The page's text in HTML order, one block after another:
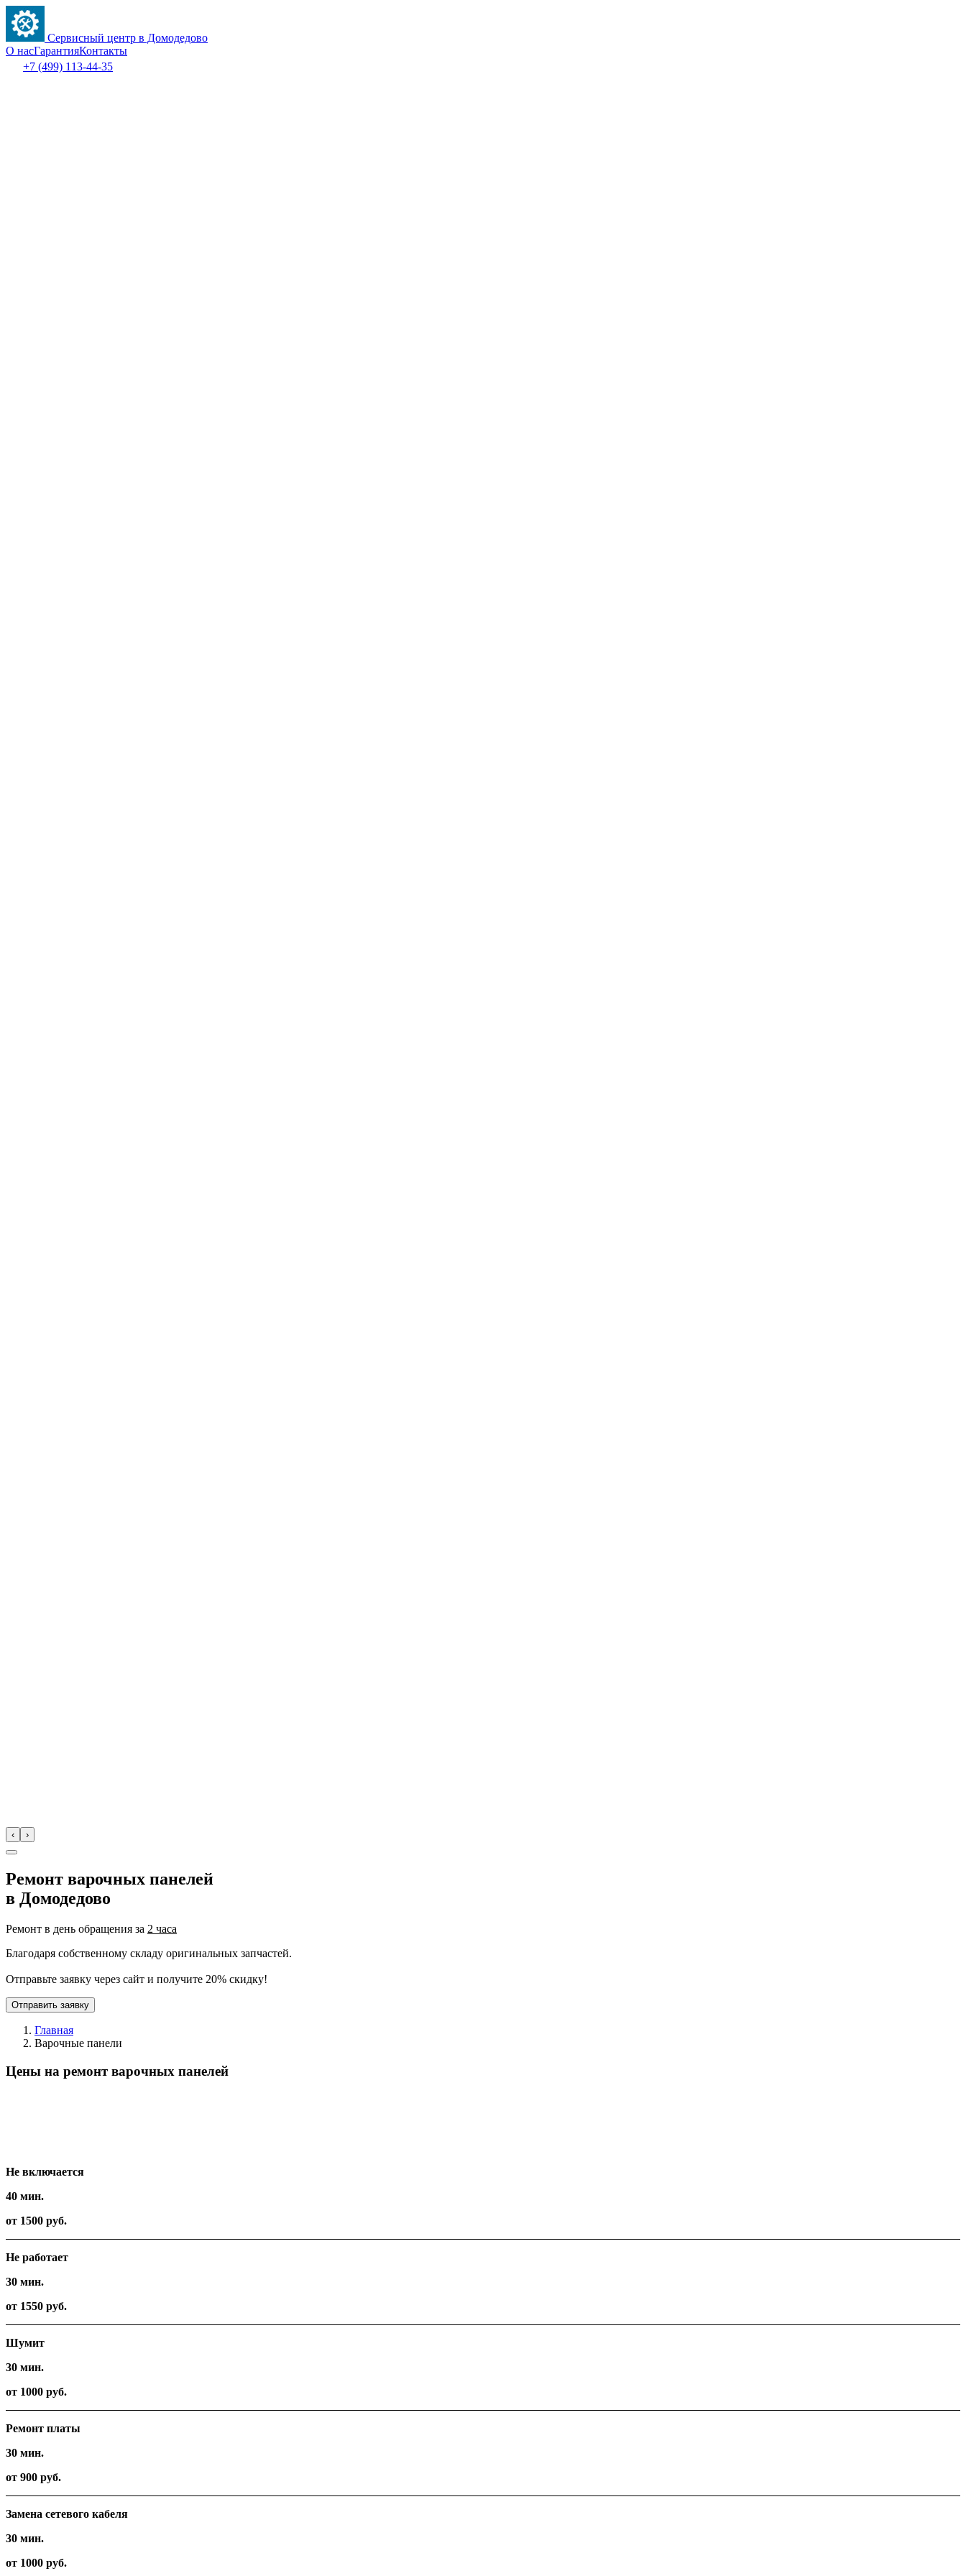
Сервисный центр в Домодедово
О насГарантияКонтакты
+7 (499) 113-44-35
‹ ›
Ремонт варочных панелей
в Домодедово
Ремонт в день обращения за 2 часа
Благодаря собственному складу оригинальных запчастей.
Отправьте заявку через сайт и получите 20% скидку!
Отправить заявку
Главная
Варочные панели
Цены на ремонт варочных панелей
Не включается
40 мин.
от 1500 руб.
Не работает
30 мин.
от 1550 руб.
Шумит
30 мин.
от 1000 руб.
Ремонт платы
30 мин.
от 900 руб.
Замена сетевого кабеля
30 мин.
от 1000 руб.